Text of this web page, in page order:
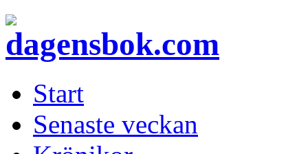
Start
Senaste veckan